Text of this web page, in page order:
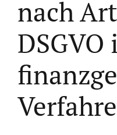
nach
DSGVO